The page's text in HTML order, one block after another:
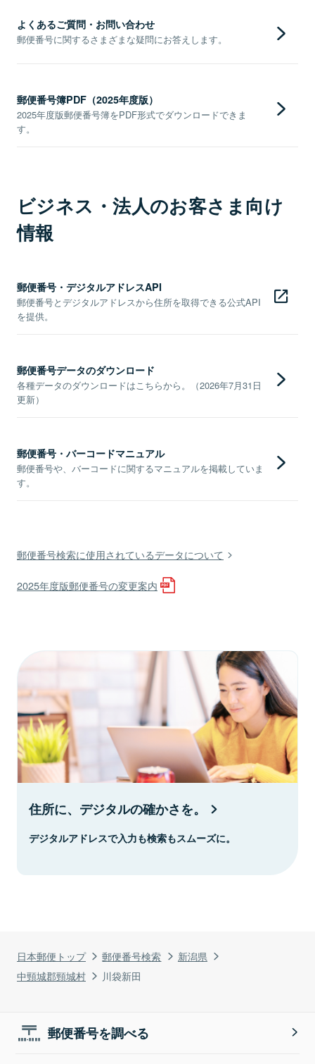
日本郵便トップ 郵便番号検索
新潟県
中頸城郡頸城村
川袋新田
よくあるご質問・お問い合わせ
郵便番号に関するさまざまな疑問にお答えします。
郵便番号簿PDF（2025年度版）
2025年度版郵便番号簿をPDF形式でダウンロードできま
す。
ビジネス・法人のお客さま向け
情報
郵便番号・デジタルアドレスAPI
郵便番号とデジタルアドレスから住所を取得できる公式API
を提供。
郵便番号データのダウンロード
各種データのダウンロードはこちらから。（2026年7月31日
更新）
郵便番号・バーコードマニュアル
郵便番号や、バーコードに関するマニュアルを掲載していま
す。
郵便番号検索に使用されているデータについて
2025年度版郵便番号の変更案内
住所に、デジタルの確かさを。
デジタルアドレスで入力も検索もスムーズに。
郵便番号を調べる